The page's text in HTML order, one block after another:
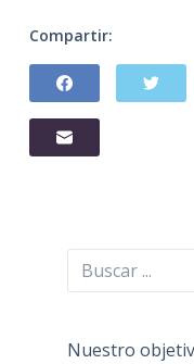
Compartir:
Buscar
Nuestro